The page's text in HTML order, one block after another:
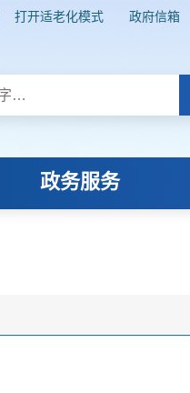
打开适老化模式 政府信箱
政务服务